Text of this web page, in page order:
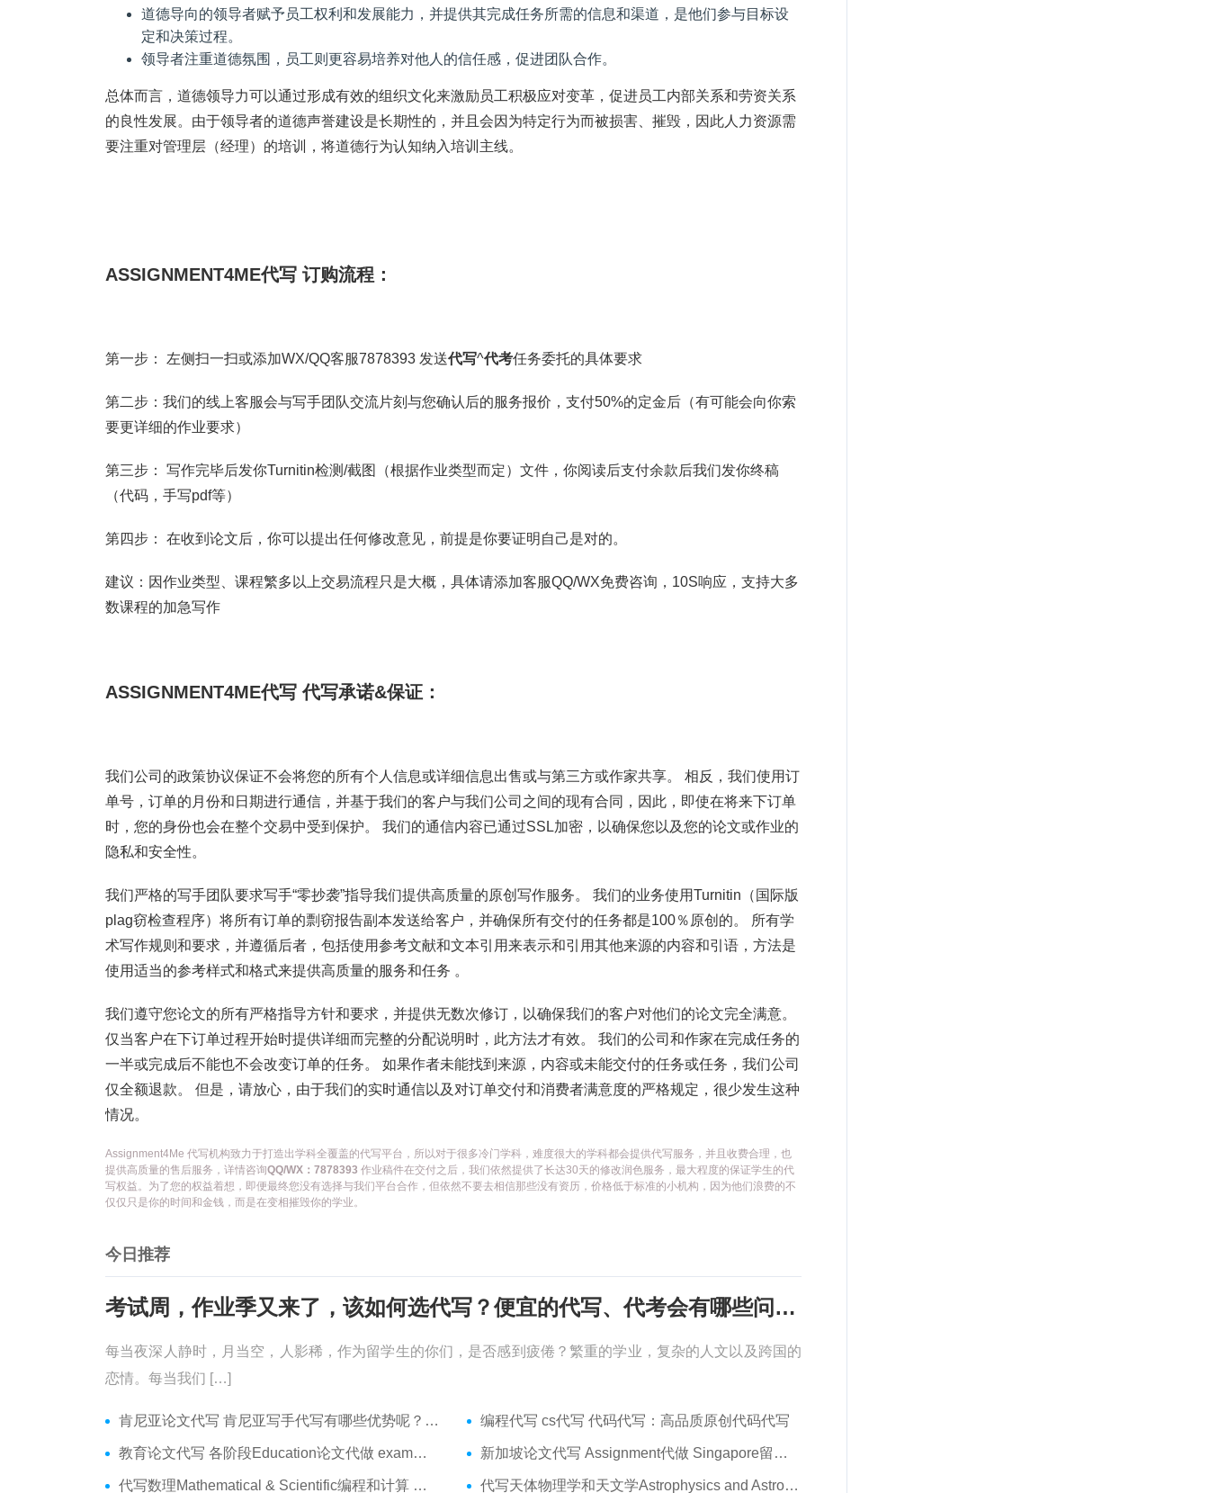
道德导向的领导者赋予员工权利和发展能力，并提供其完成任务所需的信息和渠道，是他们参与目标设
定和决策过程。
领导者注重道德氛围，员工则更容易培养对他人的信任感，促进团队合作。
总体而言，道德领导力可以通过形成有效的组织文化来激励员工积极应对变革，促进员工内部关系和劳资关系
的良性发展。由于领导者的道德声誉建设是长期性的，并且会因为特定行为而被损害、摧毁，因此人力资源需
要注重对管理层（经理）的培训，将道德行为认知纳入培训主线。
ASSIGNMENT4ME代写 订购流程：
第一步： 左侧扫一扫或添加WX/QQ客服7878393 发送代写^代考任务委托的具体要求
第二步：我们的线上客服会与写手团队交流片刻与您确认后的服务报价，支付50%的定金后（有可能会向你索
要更详细的作业要求）
第三步： 写作完毕后发你Turnitin检测/截图（根据作业类型而定）文件，你阅读后支付余款后我们发你终稿
（代码，手写pdf等）
第四步： 在收到论文后，你可以提出任何修改意见，前提是你要证明自己是对的。
建议：因作业类型、课程繁多以上交易流程只是大概，具体请添加客服QQ/WX免费咨询，10S响应，支持大多
数课程的加急写作
ASSIGNMENT4ME代写代写承诺&保证：
我们公司的政策协议保证不会将您的所有个人信息或详细信息出售或与第三方或作家共享。 相反，我们使用订
单号，订单的月份和日期进行通信，并基于我们的客户与我们公司之间的现有合同，因此，即使在将来下订单
时，您的身份也会在整个交易中受到保护。 我们的通信内容已通过SSL加密，以确保您以及您的论文或作业的
隐私和安全性。
我们严格的写手团队要求写手“零抄袭”指导我们提供高质量的原创写作服务。 我们的业务使用Turnitin（国际版
plag窃检查程序）将所有订单的剽窃报告副本发送给客户，并确保所有交付的任务都是100％原创的。 所有学
术写作规则和要求，并遵循后者，包括使用参考文献和文本引用来表示和引用其他来源的内容和引语，方法是
使用适当的参考样式和格式来提供高质量的服务和任务 。
我们遵守您论文的所有严格指导方针和要求，并提供无数次修订，以确保我们的客户对他们的论文完全满意。
仅当客户在下订单过程开始时提供详细而完整的分配说明时，此方法才有效。 我们的公司和作家在完成任务的
一半或完成后不能也不会改变订单的任务。 如果作者未能找到来源，内容或未能交付的任务或任务，我们公司
仅全额退款。 但是，请放心，由于我们的实时通信以及对订单交付和消费者满意度的严格规定，很少发生这种
情况。
Assignment4Me 代写机构致力于打造出学科全覆盖的代写平台，所以对于很多冷门学科，难度很大的学科都会提供代写服务，并且收费合理，也
提供高质量的售后服务，详情咨询QQ/WX：7878393 作业稿件在交付之后，我们依然提供了长达30天的修改润色服务，最大程度的保证学生的代
写权益。为了您的权益着想，即便最终您没有选择与我们平台合作，但依然不要去相信那些没有资历，价格低于标准的小机构，因为他们浪费的不
仅仅只是你的时间和金钱，而是在变相摧毁你的学业。
今日推荐
考试周，作业季又来了，该如何选代写？便宜的代写、代考会有哪些问题？
每当夜深人静时，月当空，人影稀，作为留学生的你们，是否感到疲倦？繁重的学业，复杂的人文以及跨国的
恋情。每当我们 […]
肯尼亚论文代写 肯尼亚写手代写有哪些优势呢？价格便宜吗？ 编程代写 cs代写 代码代写：高品质原创代码代写
教育论文代写 各阶段Education论文代做 exam代考 新加坡论文代写 Assignment代做 Singapore留学生论文代写服务
代写数理Mathematical & Scientific编程和计算 数学编程作业代做 代写天体物理学和天文学Astrophysics and Astronomy 天文学Assignment代做